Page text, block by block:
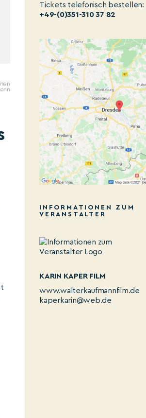
Tickets telefonisch bestellen:
+49-(0)351-310 37 82
INFORMATIONEN ZUM
VERANSTALTER
KARIN KAPER FILM
www.walterkaufmannfilm.de
kaperkarin@web.de